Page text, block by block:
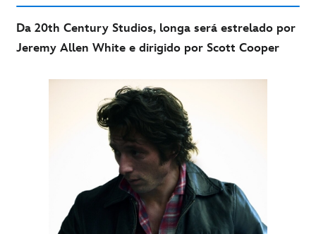
Da 20th Century Studios, longa será estrelado por
Jeremy Allen White e dirigido por Scott Cooper